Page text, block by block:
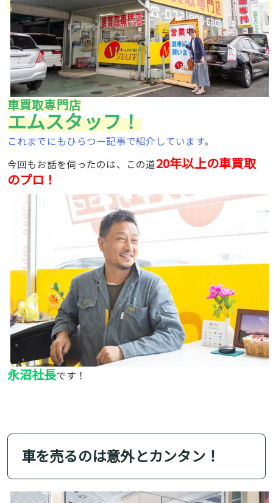
車買取専門店
エムスタッフ！
これまでにもひらつー記事で紹介しています。
今回もお話を伺ったのは、この道20年以上の車買取
のプロ！
永沼社長です！
車を売るのは意外とカンタン！